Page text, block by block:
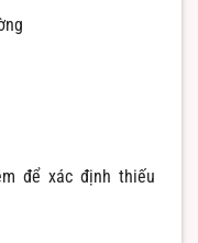
để xác định thiếu